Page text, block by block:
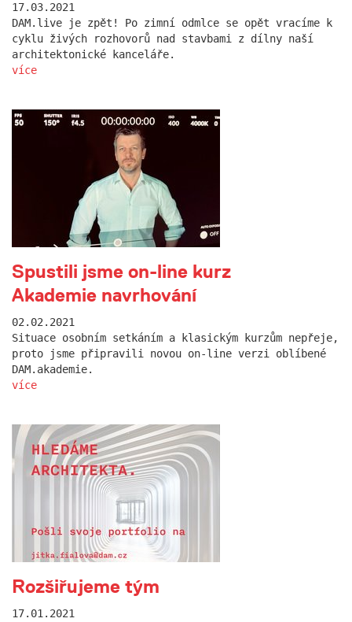
17.03.2021
DAM.live je zpět! Po zimní odmlce se opět vracíme k
cyklu živých rozhovorů nad stavbami z dílny naší
architektonické kanceláře.
více
Spustili jsme on-line kurz
Akademie navrhování
02.02.2021
Situace osobním setkáním a klasickým kurzům nepřeje,
proto jsme připravili novou on-line verzi oblíbené
DAM.akademie.
více
Rozšiřujeme tým
17.01.2021